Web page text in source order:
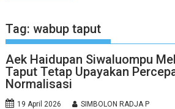
Tag:wabup taput
Aek Haidupan Siwaluompu
Taput Tetap Upayakan
Normalisasi
19 April 2026 SIMBOLON RADJA P